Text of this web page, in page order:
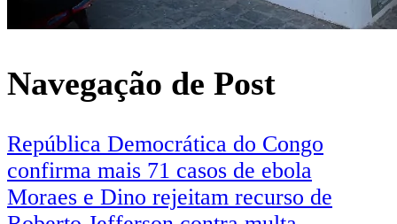
Navegação de Post
República Democrática do Congo
confirma mais 71 casos de ebola
Moraes e Dino rejeitam recurso de